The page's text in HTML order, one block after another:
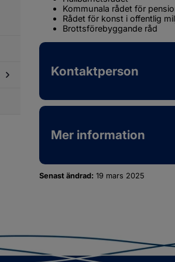
Undersidor
Kommunala rådet för
Rådet för konst i offentlig
Brottsförebyggande råd
Kontaktperson
Mer information
Senast ändrad: 19 mars 2025